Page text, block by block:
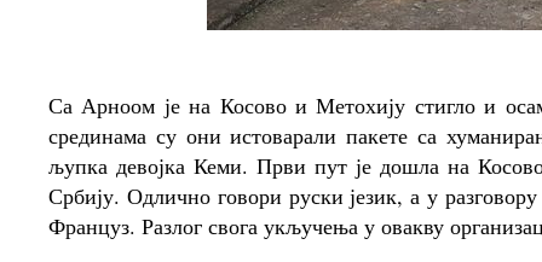
Са Арноом је на Косово и Метохију стигло и
срединама су они истоварали пакете са
љупка девојка Кеми. Први пут је дошла на
Србију. Одлично говори руски језик, а у
Француз. Разлог свога укључења у овакву